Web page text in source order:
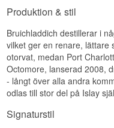
ABV:
Produktion & stil
Bruichladdich destillerar i
vilket ger en renare, lättare
otorvat, medan Port
Octomore, lanserad 2008,
- långt över alla andra
odlas till stor del på Islay
Signaturstil